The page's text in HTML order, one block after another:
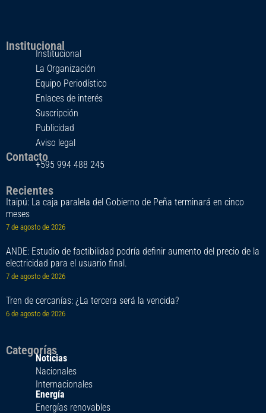
Institucional
Institucional
La Organización
Equipo Periodístico
Enlaces de interés
Suscripción
Publicidad
Aviso legal
Contacto
+595 994 488 245
Recientes
Itaipú: La caja paralela del Gobierno de Peña terminará en cinco
meses
7 de agosto de 2026
ANDE: Estudio de factibilidad podría definir aumento del precio de la
electricidad para el usuario final.
7 de agosto de 2026
Tren de cercanías: ¿La tercera será la vencida?
6 de agosto de 2026
Categorías
Noticias
Nacionales
Internacionales
Energía
Energías renovables